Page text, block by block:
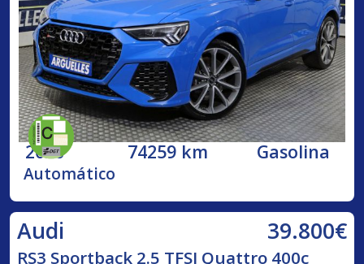
2020 74259 km Gasolina
Automático
Audi 39.800€
RS3 Sportback 2.5 TFSI Quattro 400c